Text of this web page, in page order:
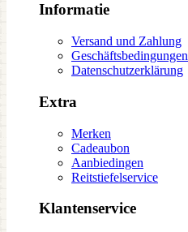
Informatie
Versand und Zahlung
Geschäftsbedingungen
Datenschutzerklärung
Extra
Merken
Cadeaubon
Aanbiedingen
Reitstiefelservice
Klantenservice